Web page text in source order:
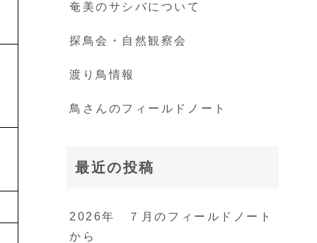
奄美のサシバについて
探鳥会・自然観察会
渡り鳥情報
鳥さんのフィールドノート
最近の投稿
2026年 ７月のフィールドノート
から